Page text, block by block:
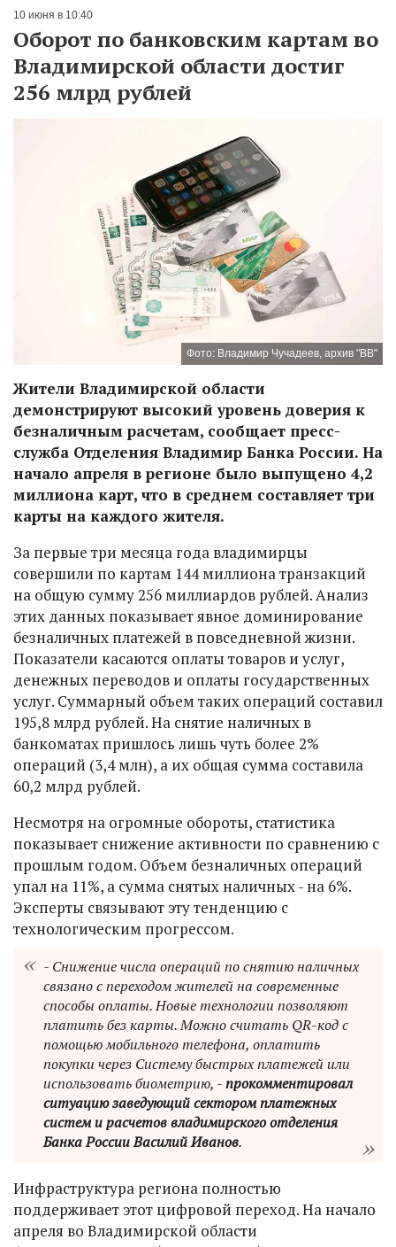
10 июня в 10:40
Оборот по банковским картам во
Владимирской области достиг
256 млрд рублей
Фото: Владимир Чучадеев, архив "ВВ"
Жители Владимирской области
демонстрируют высокий уровень доверия к
безналичным расчетам, сообщает пресс-
служба Отделения Владимир Банка России. На
начало апреля в регионе было выпущено 4,2
миллиона карт, что в среднем составляет три
карты на каждого жителя.
За первые три месяца года владимирцы
совершили по картам 144 миллиона транзакций
на общую сумму 256 миллиардов рублей. Анализ
этих данных показывает явное доминирование
безналичных платежей в повседневной жизни.
Показатели касаются оплаты товаров и услуг,
денежных переводов и оплаты государственных
услуг. Суммарный объем таких операций составил
195,8 млрд рублей. На снятие наличных в
банкоматах пришлось лишь чуть более 2%
операций (3,4 млн), а их общая сумма составила
60,2 млрд рублей.
Несмотря на огромные обороты, статистика
показывает снижение активности по сравнению с
прошлым годом. Объем безналичных операций
упал на 11%, а сумма снятых наличных - на 6%.
Эксперты связывают эту тенденцию с
технологическим прогрессом.
- Снижение числа операций по снятию наличных
связано с переходом жителей на современные
способы оплаты. Новые технологии позволяют
платить без карты. Можно считать QR-код с
помощью мобильного телефона, оплатить
покупки через Систему быстрых платежей или
использовать биометрию, -прокомментировал
ситуацию заведующий сектором платежных
систем и расчетов владимирского отделения
Банка России Василий Иванов.
Инфраструктура региона полностью
поддерживает этот цифровой переход. На начало
апреля во Владимирской области